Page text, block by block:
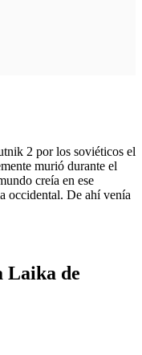
2 por los soviéticos el
murió durante el
creía en ese
occidental. De ahí venía
Laika de